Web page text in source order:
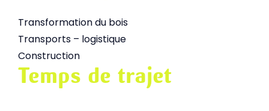
Transformation du bois
Transports – logistique
Construction
Temps de trajet